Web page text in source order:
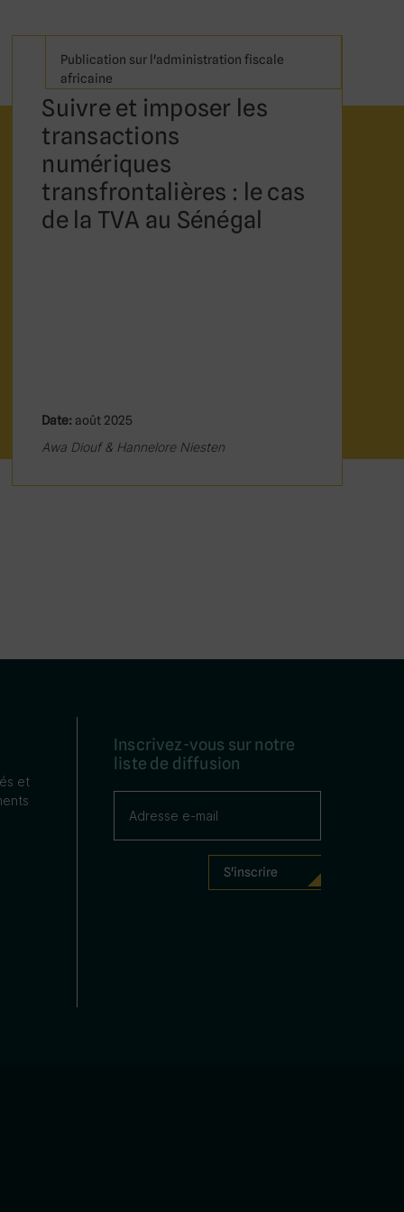
Publication sur l'administration fiscale
africaine
Suivre et imposer les
transactions
numériques
transfrontalières : le cas
de la TVA au Sénégal
Date: août 2025
Awa Diouf & Hannelore Niesten
et
Inscrivez-vous sur notre
liste de diffusion